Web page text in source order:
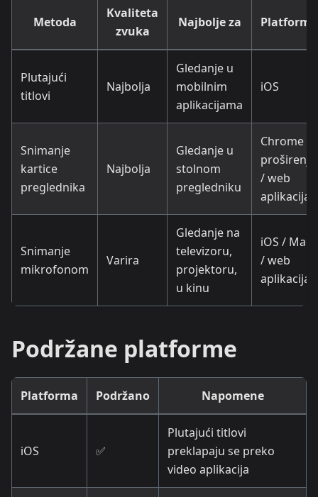
Metoda
Kvaliteta
zvuka
Najbolje za Platforma
Plutajući
titlovi
Najbolja
Gledanje u
mobilnim
aplikacijama
iOS
Snimanje
kartice
preglednika
Najbolja
Gledanje u
stolnom
pregledniku
Chrome
proširenje
/ web
aplikacija
Snimanje
mikrofonom
Varira
Gledanje na
televizoru,
projektoru,
u kinu
iOS / Mac
/ web
aplikacija
Podržane platforme
Platforma Podržano Napomene
iOS ✅
Plutajući titlovi
preklapaju se preko
video aplikacija